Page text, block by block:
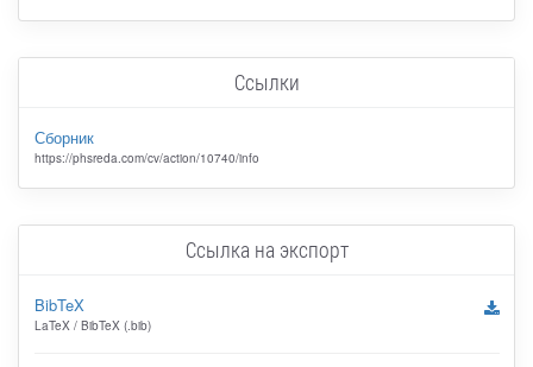
Ссылки
Сборник
https://phsreda.com/cv/action/10740/info
Ссылка на экспорт
BibTeX
LaTeX / BibTeX (.bib)